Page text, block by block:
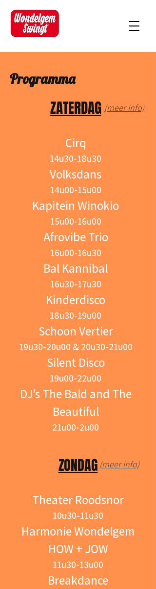
Programma
ZATERDAG
Cirq
14u30-18u30
Volksdans
14u00-15u00
Kapitein Winokio
15u00-16u00
Afrovibe Trio
16u00-16u30
Bal Kannibal
16u30-17u30
Kinderdisco
18u30-19u00
Schoon Vertier
19u30-20u00 & 20u30-21u00
Silent Disco
19u00-22u00
DJ’s The Bald and The
Beautiful
21u00-2u00
(meer info)
ZONDAG
Theater Roodsnor
10u30-11u30
Harmonie Wondelgem
HOW + JOW
11u30-13u00
Breakdance
(meer info)